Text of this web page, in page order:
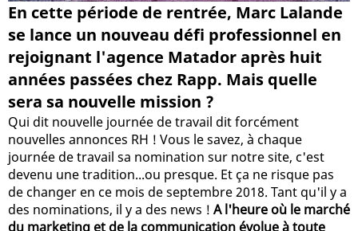
En cette période de rentrée, Marc Lalande
se lance un nouveau défi professionnel en
rejoignant l'agence Matador après huit
années passées chez Rapp. Mais quelle
sera sa nouvelle mission ?
Qui dit nouvelle journée de travail dit forcément
nouvelles annonces RH ! Vous le savez, à chaque
journée de travail sa nomination sur notre site, c'est
devenu une tradition...ou presque. Et ça ne risque pas
de changer en ce mois de septembre 2018. Tant qu'il y a
des nominations, il y a des news ! A l'heure où le marché
du marketing et de la communication évolue à toute